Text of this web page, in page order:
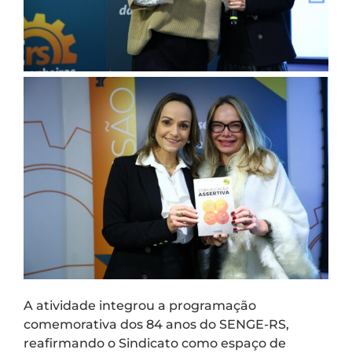
A atividade integrou a programação
comemorativa dos 84 anos do SENGE-RS,
reafirmando o Sindicato como espaço de